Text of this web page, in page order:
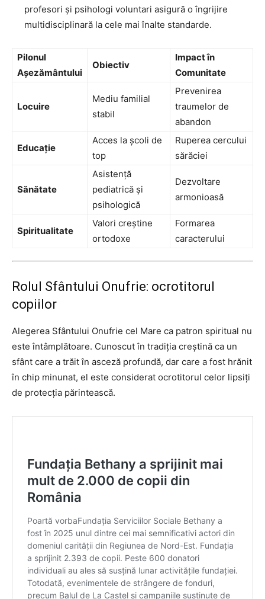
profesori și psihologi voluntari asigură o îngrijire
multidisciplinară la cele mai înalte standarde.
Pilonul
Așezământului
Obiectiv
Impact în
Comunitate
Locuire
Mediu familial
stabil
Prevenirea
traumelor de
abandon
Educație
Acces la școli de
top
Ruperea cercului
sărăciei
Sănătate
Asistență
pediatrică și
psihologică
Dezvoltare
armonioasă
Spiritualitate
Valori creștine
ortodoxe
Formarea
caracterului
Rolul Sfântului Onufrie: ocrotitorul
copiilor
Alegerea Sfântului Onufrie cel Mare ca patron spiritual nu
este întâmplătoare. Cunoscut în tradiția creștină ca un
sfânt care a trăit în asceză profundă, dar care a fost hrănit
în chip minunat, el este considerat ocrotitorul celor lipsiți
de protecția părintească.